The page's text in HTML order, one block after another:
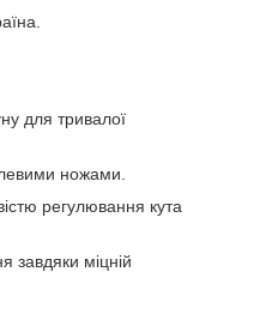
для тривалої
ножами.
регулювання кута
завдяки міцній